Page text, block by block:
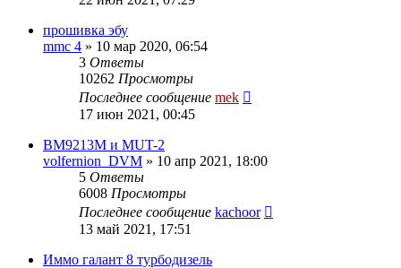
прошивка эбу
mmc 4 » 10 мар 2020, 06:54
3 Ответы
10262 Просмотры
Последнее сообщение mek
17 июн 2021, 00:45
BM9213M и MUT-2
volfernion_DVM » 10 апр 2021, 18:00
5 Ответы
6008 Просмотры
Последнее сообщение kachoor
13 май 2021, 17:51
Иммо галант 8 турбодизель